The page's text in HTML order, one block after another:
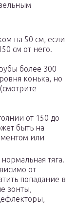
на 50 см, если
см от него.
более 300
конька, но
от 150 до
быть на
или
тяга.
от
попадание в
зонты,